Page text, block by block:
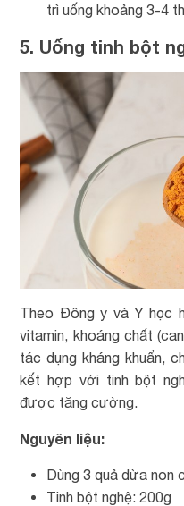
trì uống khoảng 3-4
5. Uống tinh bột
Theo Đông y và Y học
vitamin, khoáng chất
tác dụng kháng khuẩn,
kết hợp với tinh bột
được tăng cường.
Nguyên liệu:
Dùng 3 quả dừa non
Tinh bột nghệ: 200g